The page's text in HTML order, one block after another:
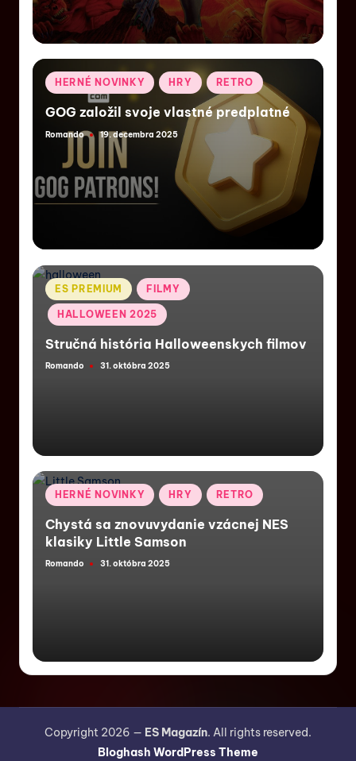
HERNÉ NOVINKY HRY RETRO
GOG založil svoje vlastné predplatné
Romando 19. decembra 2025
ES PREMIUM FILMY
HALLOWEEN 2025
Stručná história Halloweenskych filmov
Romando 31. októbra 2025
HERNÉ NOVINKY HRY RETRO
Chystá sa znovuvydanie vzácnej NES
klasiky Little Samson
Romando 31. októbra 2025
Copyright 2026 — ES Magazín. All rights reserved.
Bloghash WordPress Theme